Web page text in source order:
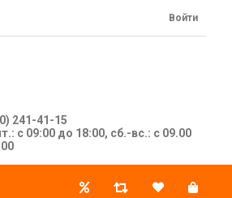
241-41-15
с 09:00 до 18:00, сб.-вс.: с 09.00
Войти